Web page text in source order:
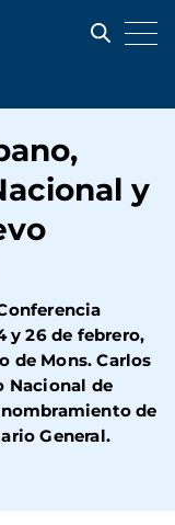
y
y 26 de febrero,
de Mons. Carlos
Nacional de
de
General.